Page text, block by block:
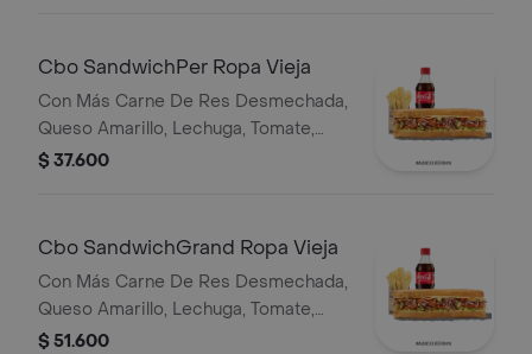
Cbo SandwichPer Ropa Vieja
Con Más Carne De Res Desmechada,
Queso Amarillo, Lechuga, Tomate,
Pimentón, Apio, Mostaza, Salsa Bbq,
$ 37.600
Cbo SandwichGrand Ropa Vieja
Con Más Carne De Res Desmechada,
Queso Amarillo, Lechuga, Tomate,
Pimentón, Apio, Mostaza, Salsa Bbq,
$ 51.600